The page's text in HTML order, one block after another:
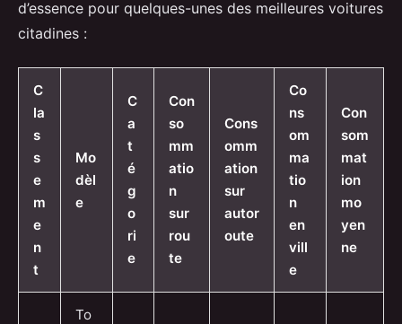
d’essence pour quelques-unes des meilleures voitures
citadines :
C
la
s
s
e
m
e
n
t
Mo
dèl
e
C
a
t
é
g
o
ri
e
Con
so
mm
atio
n
sur
rou
te
Cons
omm
ation
sur
autor
oute
Co
ns
om
ma
tio
n
en
vill
e
Con
som
mat
ion
mo
yen
ne
To